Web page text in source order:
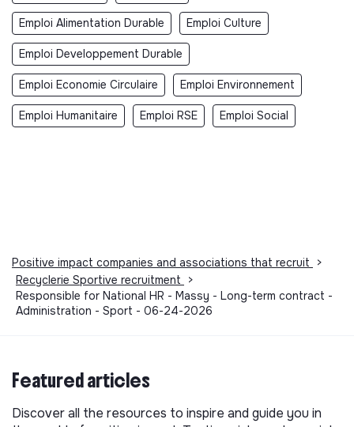
Emploi Alimentation Durable Emploi Culture
Emploi Developpement Durable
Emploi Economie Circulaire Emploi Environnement
Emploi Humanitaire Emploi RSE Emploi Social
Positive impact companies and associations that recruit
>
Recyclerie Sportive recruitment
>
Responsible for National HR - Massy - Long-term contract -
Administration - Sport - 06-24-2026
Featured articles
Discover all the resources to inspire and guide you in